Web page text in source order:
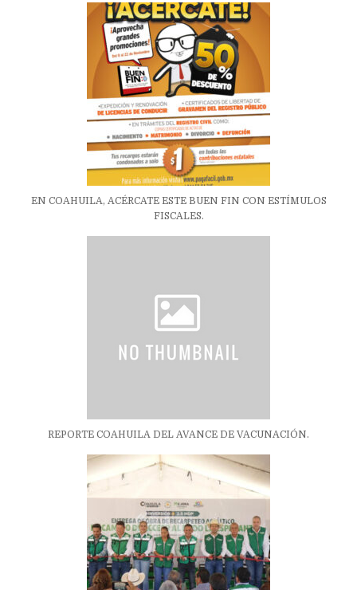
EN COAHUILA, ACÉRCATE ESTE BUEN FIN CON ESTÍMULOS
FISCALES.
REPORTE COAHUILA DEL AVANCE DE VACUNACIÓN.